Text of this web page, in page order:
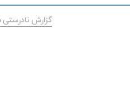
گزارش